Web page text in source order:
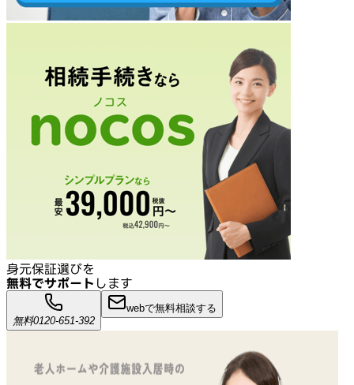
身元保証選びを
無料でサポート します
無料0120-651-392
webで無料相談する